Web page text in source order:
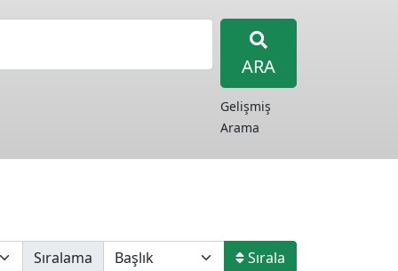
ARA
Gelişmiş
Arama
Sıralama Sırala